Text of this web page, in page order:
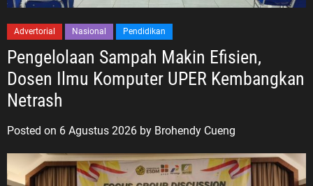
Advertorial Nasional Pendidikan
Pengelolaan Sampah Makin Efisien,
Dosen Ilmu Komputer UPER Kembangkan
Netrash
Posted on 6 Agustus 2026 by Brohendy Cueng